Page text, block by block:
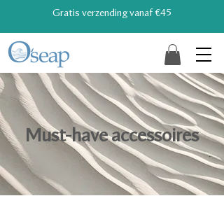
Gratis verzending vanaf €45
Must-have accessoires